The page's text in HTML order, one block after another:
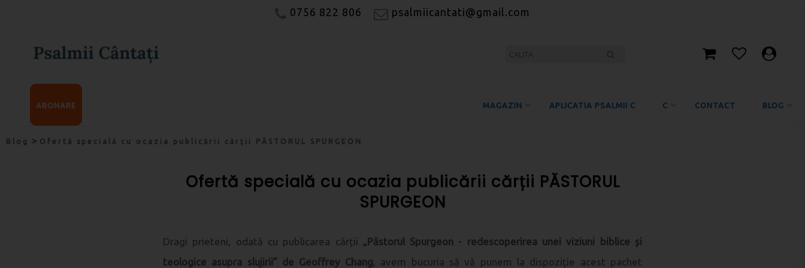
0756 822 806 psalmiicantati@gmail.com
MAGAZIN APLICATIA PSALMII C C CONTACT BLOG
ABONARE
Blog > Ofertă specială cu ocazia publicării cărții PĂSTORUL SPURGEON
Ofertă specială cu ocazia publicării cărții PĂSTORUL
SPURGEON
Dragi prieteni, odată cu publicarea cărții „Păstorul Spurgeon - redescoperirea unei viziuni biblice și
teologice asupra slujirii” de Geoffrey Chang, avem bucuria să vă punem la dispoziție acest pachet